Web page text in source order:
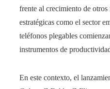
frente al crecimiento de otros
estratégicas como el sector
teléfonos plegables
instrumentos de
En este contexto, el